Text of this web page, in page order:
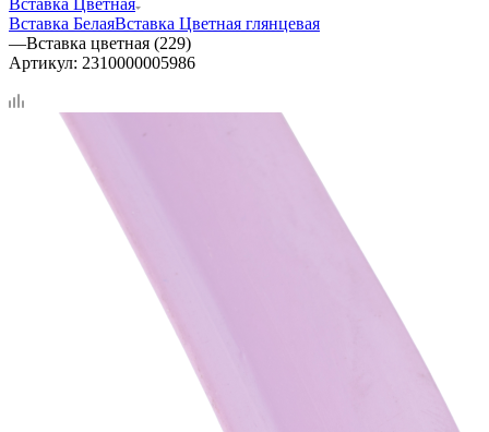
Вставка БелаяВставка Цветная глянцевая
—Вставка цветная (229)
Артикул: 2310000005986